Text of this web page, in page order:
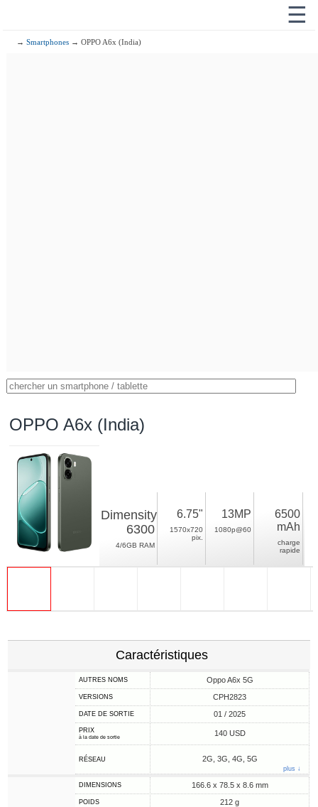
☰
→Smartphones → OPPO A6x (India)
OPPO A6x (India)
Dimensity
6300
4/6GB RAM
6.75"
1570x720
pix.
13MP
1080p@60
6500
mAh
charge
rapide
Caractéristiques
AUTRES NOMS Oppo A6x 5G
VERSIONS CPH2823
DATE DE SORTIE 01 / 2025
PRIX
à la date de sortie 140 USD
RÉSEAU 2G, 3G, 4G, 5G
plus ↓
DIMENSIONS 166.6 x 78.5 x 8.6 mm
POIDS 212 g